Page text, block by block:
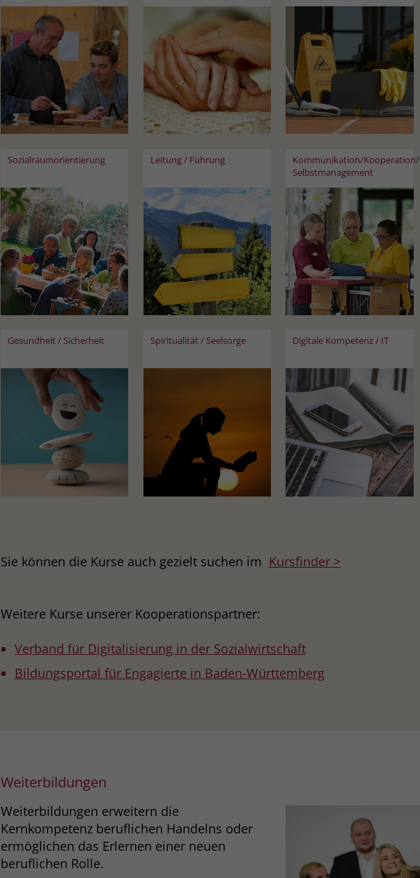
Sozialraumorientierung Leitung / Führung
Kommunikation/Kooperation/
Selbstmanagement
Gesundheit / Sicherheit Spiritualität / Seelsorge Digitale Kompetenz / IT
Sie können die Kurse auch gezielt suchen im Kursfinder >
Weitere Kurse unserer Kooperationspartner:
Verband für Digitalisierung in der Sozialwirtschaft
Bildungsportal für Engagierte in Baden-Württemberg
Weiterbildungen
Weiterbildungen erweitern die
Kernkompetenz beruflichen Handelns oder
ermöglichen das Erlernen einer neuen
beruflichen Rolle.